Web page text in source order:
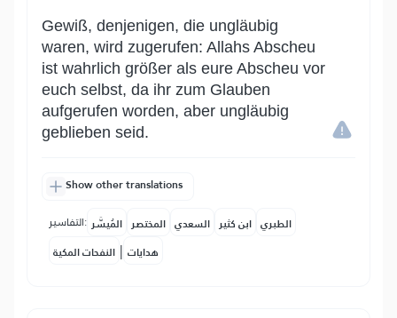
Gewiß, denjenigen, die ungläubig
waren, wird zugerufen: Allahs Abscheu
ist wahrlich größer als eure Abscheu vor
euch selbst, da ihr zum Glauben
aufgerufen worden, aber ungläubig
geblieben seid.
Show other translations
التفاسير: المُيسَّر المختصر السعدي ابن كثير الطبري
النفحات المكية | هدايات